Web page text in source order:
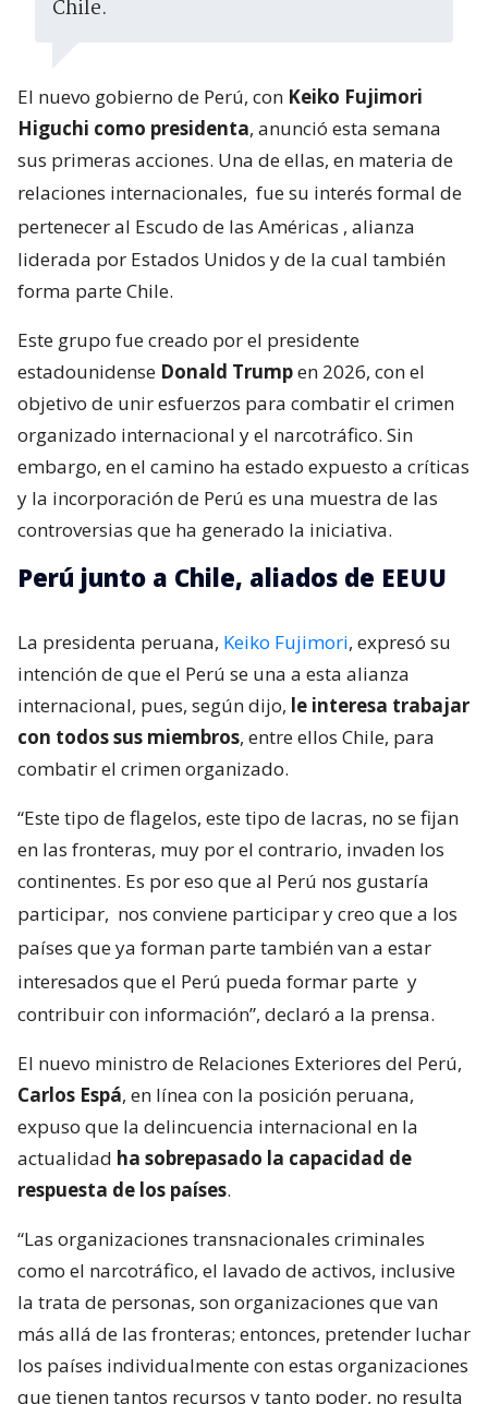
Chile.
El nuevo gobierno de Perú, con Keiko Fujimori
Higuchi como presidenta, anunció esta semana
sus primeras acciones. Una de ellas, en materia de
relaciones internacionales, fue su interés formal de
pertenecer al Escudo de las Américas , alianza
liderada por Estados Unidos y de la cual también
forma parte Chile.
Este grupo fue creado por el presidente
estadounidense Donald Trumpen 2026, con el
objetivo de unir esfuerzos para combatir el crimen
organizado internacional y el narcotráfico. Sin
embargo, en el camino ha estado expuesto a críticas
y la incorporación de Perú es una muestra de las
controversias que ha generado la iniciativa.
Perú junto a Chile, aliados de EEUU
La presidenta peruana, Keiko Fujimori, expresó su
intención de que el Perú se una a esta alianza
internacional, pues, según dijo, le interesa trabajar
con todos sus miembros, entre ellos Chile, para
combatir el crimen organizado.
“Este tipo de flagelos, este tipo de lacras, no se fijan
en las fronteras, muy por el contrario, invaden los
continentes. Es por eso que al Perú nos gustaría
participar, nos conviene participar y creo que a los
países que ya forman parte también van a estar
interesados que el Perú pueda formar parte y
contribuir con información”, declaró a la prensa.
El nuevo ministro de Relaciones Exteriores del Perú,
Carlos Espá, en línea con la posición peruana,
expuso que la delincuencia internacional en la
actualidad ha sobrepasado la capacidad de
respuesta de los países.
“Las organizaciones transnacionales criminales
como el narcotráfico, el lavado de activos, inclusive
la trata de personas, son organizaciones que van
más allá de las fronteras; entonces, pretender luchar
los países individualmente con estas organizaciones
que tienen tantos recursos y tanto poder, no resulta